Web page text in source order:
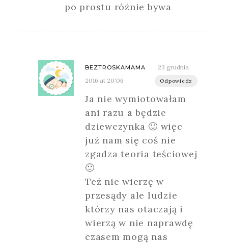
po prostu różnie bywa
BEZTROSKAMAMA
23 grudnia
2016 at 20:06
Odpowiedz
Ja nie wymiotowałam
ani razu a będzie
dziewczynka 🙂 więc
już nam się coś nie
zgadza teoria teściowej
🙂
Też nie wierzę w
przesądy ale ludzie
którzy nas otaczają i
wierzą w nie naprawdę
czasem mogą nas